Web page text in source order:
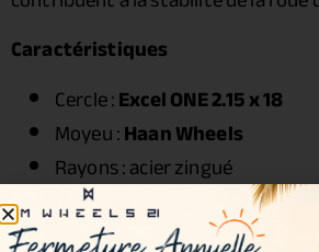
Caractéristiques
Cercle :Excel ONE 2.15 x 18
Moyeu :Haan Wheels
Rayons : acier zingué
Écrous : acier renforcé
Roulements : inclus